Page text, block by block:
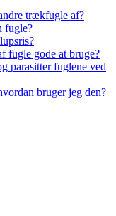
trækfugle af?
fugle?
fugle gode at bruge?
parasitter fuglene ved
bruger jeg den?